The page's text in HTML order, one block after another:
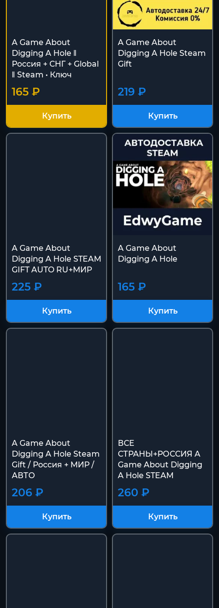
A Game About
Digging A Hole ‖
Россия + СНГ + Global
‖ Steam • Ключ
165 ₽
Купить
A Game About
Digging A Hole Steam
Gift
219 ₽
Купить
A Game About
Digging A Hole STEAM
GIFT AUTO RU+МИР
225 ₽
Купить
A Game About
Digging A Hole
165 ₽
Купить
A Game About
Digging A Hole Steam
Gift / Россия + МИР /
АВТО
206 ₽
Купить
ВСЕ
СТРАНЫ+РОССИЯ A
Game About Digging
A Hole STEAM
260 ₽
Купить